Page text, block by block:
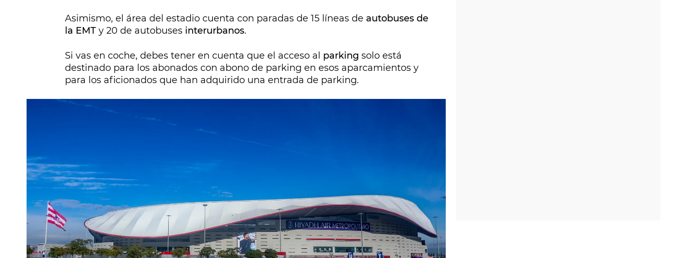
Asimismo, el área del estadio cuenta con paradas de 15 líneas de autobuses de
la EMT y 20 de autobuses interurbanos.
Si vas en coche, debes tener en cuenta que el acceso al parking solo está
destinado para los abonados con abono de parking en esos aparcamientos y
para los aficionados que han adquirido una entrada de parking.